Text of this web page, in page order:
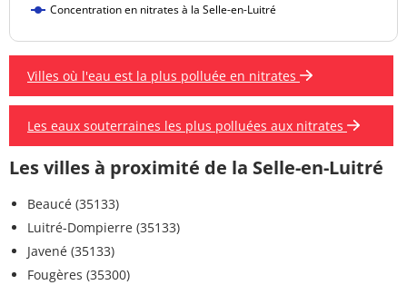
Concentration en nitrates à la Selle-en-Luitré
Villes où l'eau est la plus polluée en nitrates
Les eaux souterraines les plus polluées aux nitrates
Les villes à proximité de la Selle-en-Luitré
Beaucé (35133)
Luitré-Dompierre (35133)
Javené (35133)
Fougères (35300)